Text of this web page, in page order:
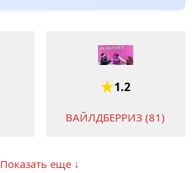
1.2
ВАЙЛДБЕРРИЗ (81)
Показать еще ↓